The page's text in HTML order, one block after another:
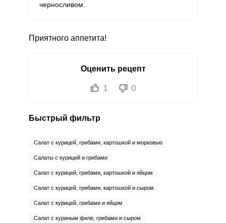
черносливом.
Приятного аппетита!
Оценить рецепт
1 0
Быстрый фильтр
Салат с курицей, грибами, картошкой и морковью
Салаты с курицей и грибами
Салат с курицей, грибами, картошкой и яйцом
Салат с курицей, грибами, картошкой и сыром
Салат с курицей, грибами и яйцом
Салат с куриным филе, грибами и сыром